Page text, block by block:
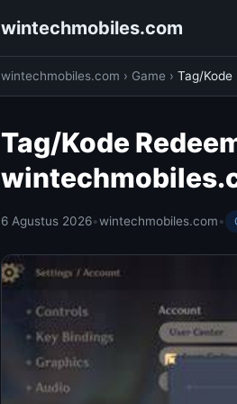
wintechmobiles.com
wintechmobiles.com › Game › Tag/Kode
Tag/Kode
6 Agustus 2026•wintechmobiles.com•